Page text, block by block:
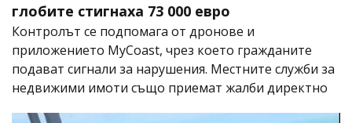
глобите стигнаха 73 000 евро
Контролът се подпомага от дронове и
приложението MyCoast, чрез което гражданите
подават сигнали за нарушения. Местните служби за
недвижими имоти също приемат жалби директно